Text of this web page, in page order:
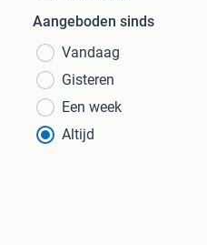
Aangeboden sinds
Vandaag
Gisteren
Een week
Altijd